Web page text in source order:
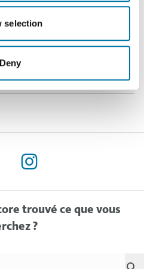
selection
Deny
VERT DE GRIS ET PATIN
trouvé ce que vous
?